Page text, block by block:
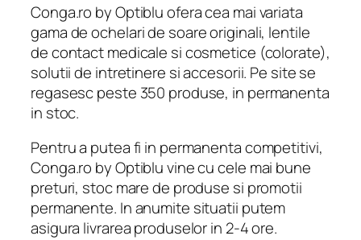
Conga.ro by Optiblu ofera cea mai variata
gama de ochelari de soare originali, lentile
de contact medicale si cosmetice (colorate),
solutii de intretinere si accesorii. Pe site se
regasesc peste 350 produse, in permanenta
in stoc.
Pentru a putea fi in permanenta competitivi,
Conga.ro by Optiblu vine cu cele mai bune
preturi, stoc mare de produse si promotii
permanente. In anumite situatii putem
asigura livrarea produselor in 2-4 ore.